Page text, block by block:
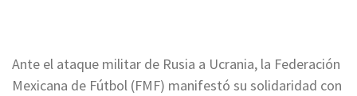
Ante el ataque militar de Rusia a Ucrania, la Federación
Mexicana de Fútbol (FMF) manifestó su solidaridad con